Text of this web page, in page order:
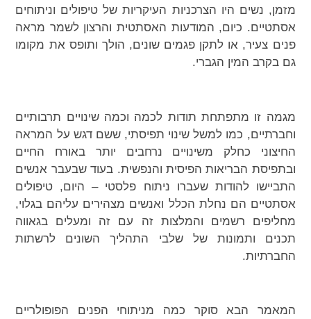
מזמן, נשים היו הצרכניות העיקריות של טיפולים וניתוחים
אסתטיים. כיום, המודעות האסתטית והרצון לשמר מראה
פנים צעיר, או לתקן פגמים שונים, הולך ותופס את מקומו
גם בקרב המין הגברי.
מגמה זו מתפתחת תודות לכמה וכמה שינויים תרבותיים
וחברתיים, כמו למשל שינוי תפיסתי, ששם דגש על המראה
החיצוני כחלק משינויים נרחבים יותר באורח החיים
ובתפיסת הבריאות הפיסית והנפשית. בעוד שבעבר אנשים
התביישו להודות שעברו ניתוח פלסטי – היום, טיפולים
אסתטיים הם נחלת הכלל ואנשים מצהירים עליהם בגלוי,
מחליפים רשמים והמלצות זה עם זה ומעלים בגאווה
תכנים ותמונות של שלבי התהליך השונים לרשתות
החברתיות.
המאמר הבא סוקר כמה מניתוחי הפנים הפופולריים